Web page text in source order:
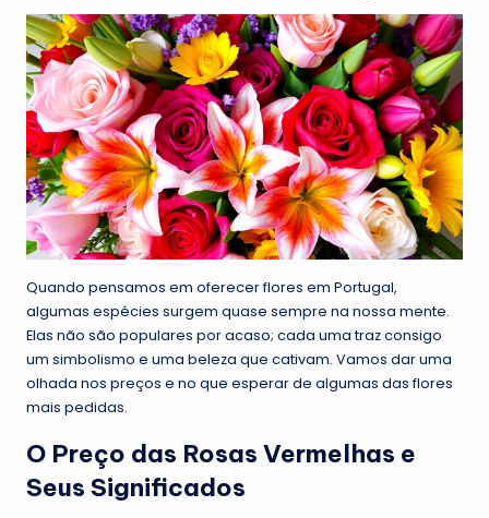
Quando pensamos em oferecer flores em Portugal,
algumas espécies surgem quase sempre na nossa mente.
Elas não são populares por acaso; cada uma traz consigo
um simbolismo e uma beleza que cativam. Vamos dar uma
olhada nos preços e no que esperar de algumas das flores
mais pedidas.
O Preço das Rosas Vermelhas e
Seus Significados